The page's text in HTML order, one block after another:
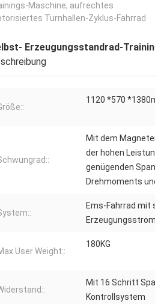
Maschine, aufrechtes
Turnhallen-Zyklus-Fahrrad
Erzeugungsstandrad-
1120 *570
Mit dem
der hohen
genügenden
Drehmoments
Ems-Fahrrad mit
User Weight::
180KG
Mit 16 Schritt
Kontrollsystem